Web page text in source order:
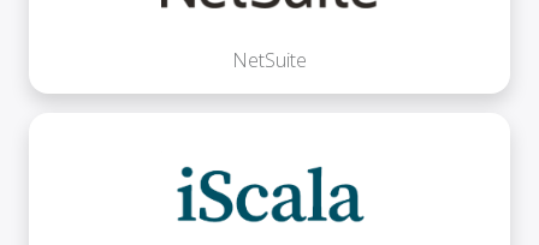
NetSuite